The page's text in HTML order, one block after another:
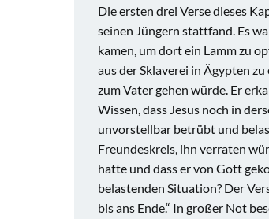
Die ersten drei Verse dieses
seinen Jüngern stattfand. Es
kamen, um dort ein Lamm zu
aus der Sklaverei in Ägypten
zum Vater gehen würde. Er
Wissen, dass Jesus noch in
unvorstellbar betrübt und
Freundeskreis, ihn verraten
hatte und dass er von Gott
belastenden Situation? Der
bis ans Ende.“ In großer Not